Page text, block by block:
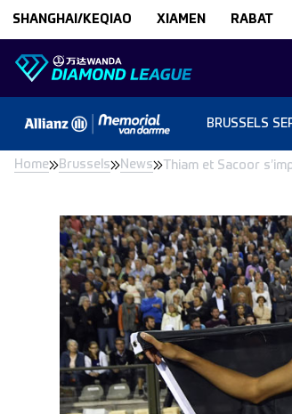
SHANGHAI/KEQIAO XIAMEN RABAT
BRUSSELS
Home Brussels News Thiam et Sacoor